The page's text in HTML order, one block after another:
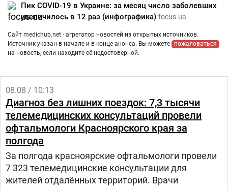
Пик COVID-19 в Украине: за месяц число заболевших
увеличилось в 12 раз (инфографика) focus.ua
Сайт medichub.net - агрегатор новостей из открытых источников.
Источник указан в начале и в конце анонса. Вы можете
пожаловаться
на новость, если находите её недостоверной.
08.08 / 10:13
Диагноз без лишних поездок: 7,3 тысячи
телемедицинских консультаций провели
офтальмологи Красноярского края за
полгода
За полгода красноярские офтальмологи провели
7 323 телемедицинские консультации для
жителей отдалённых территорий. Врачи